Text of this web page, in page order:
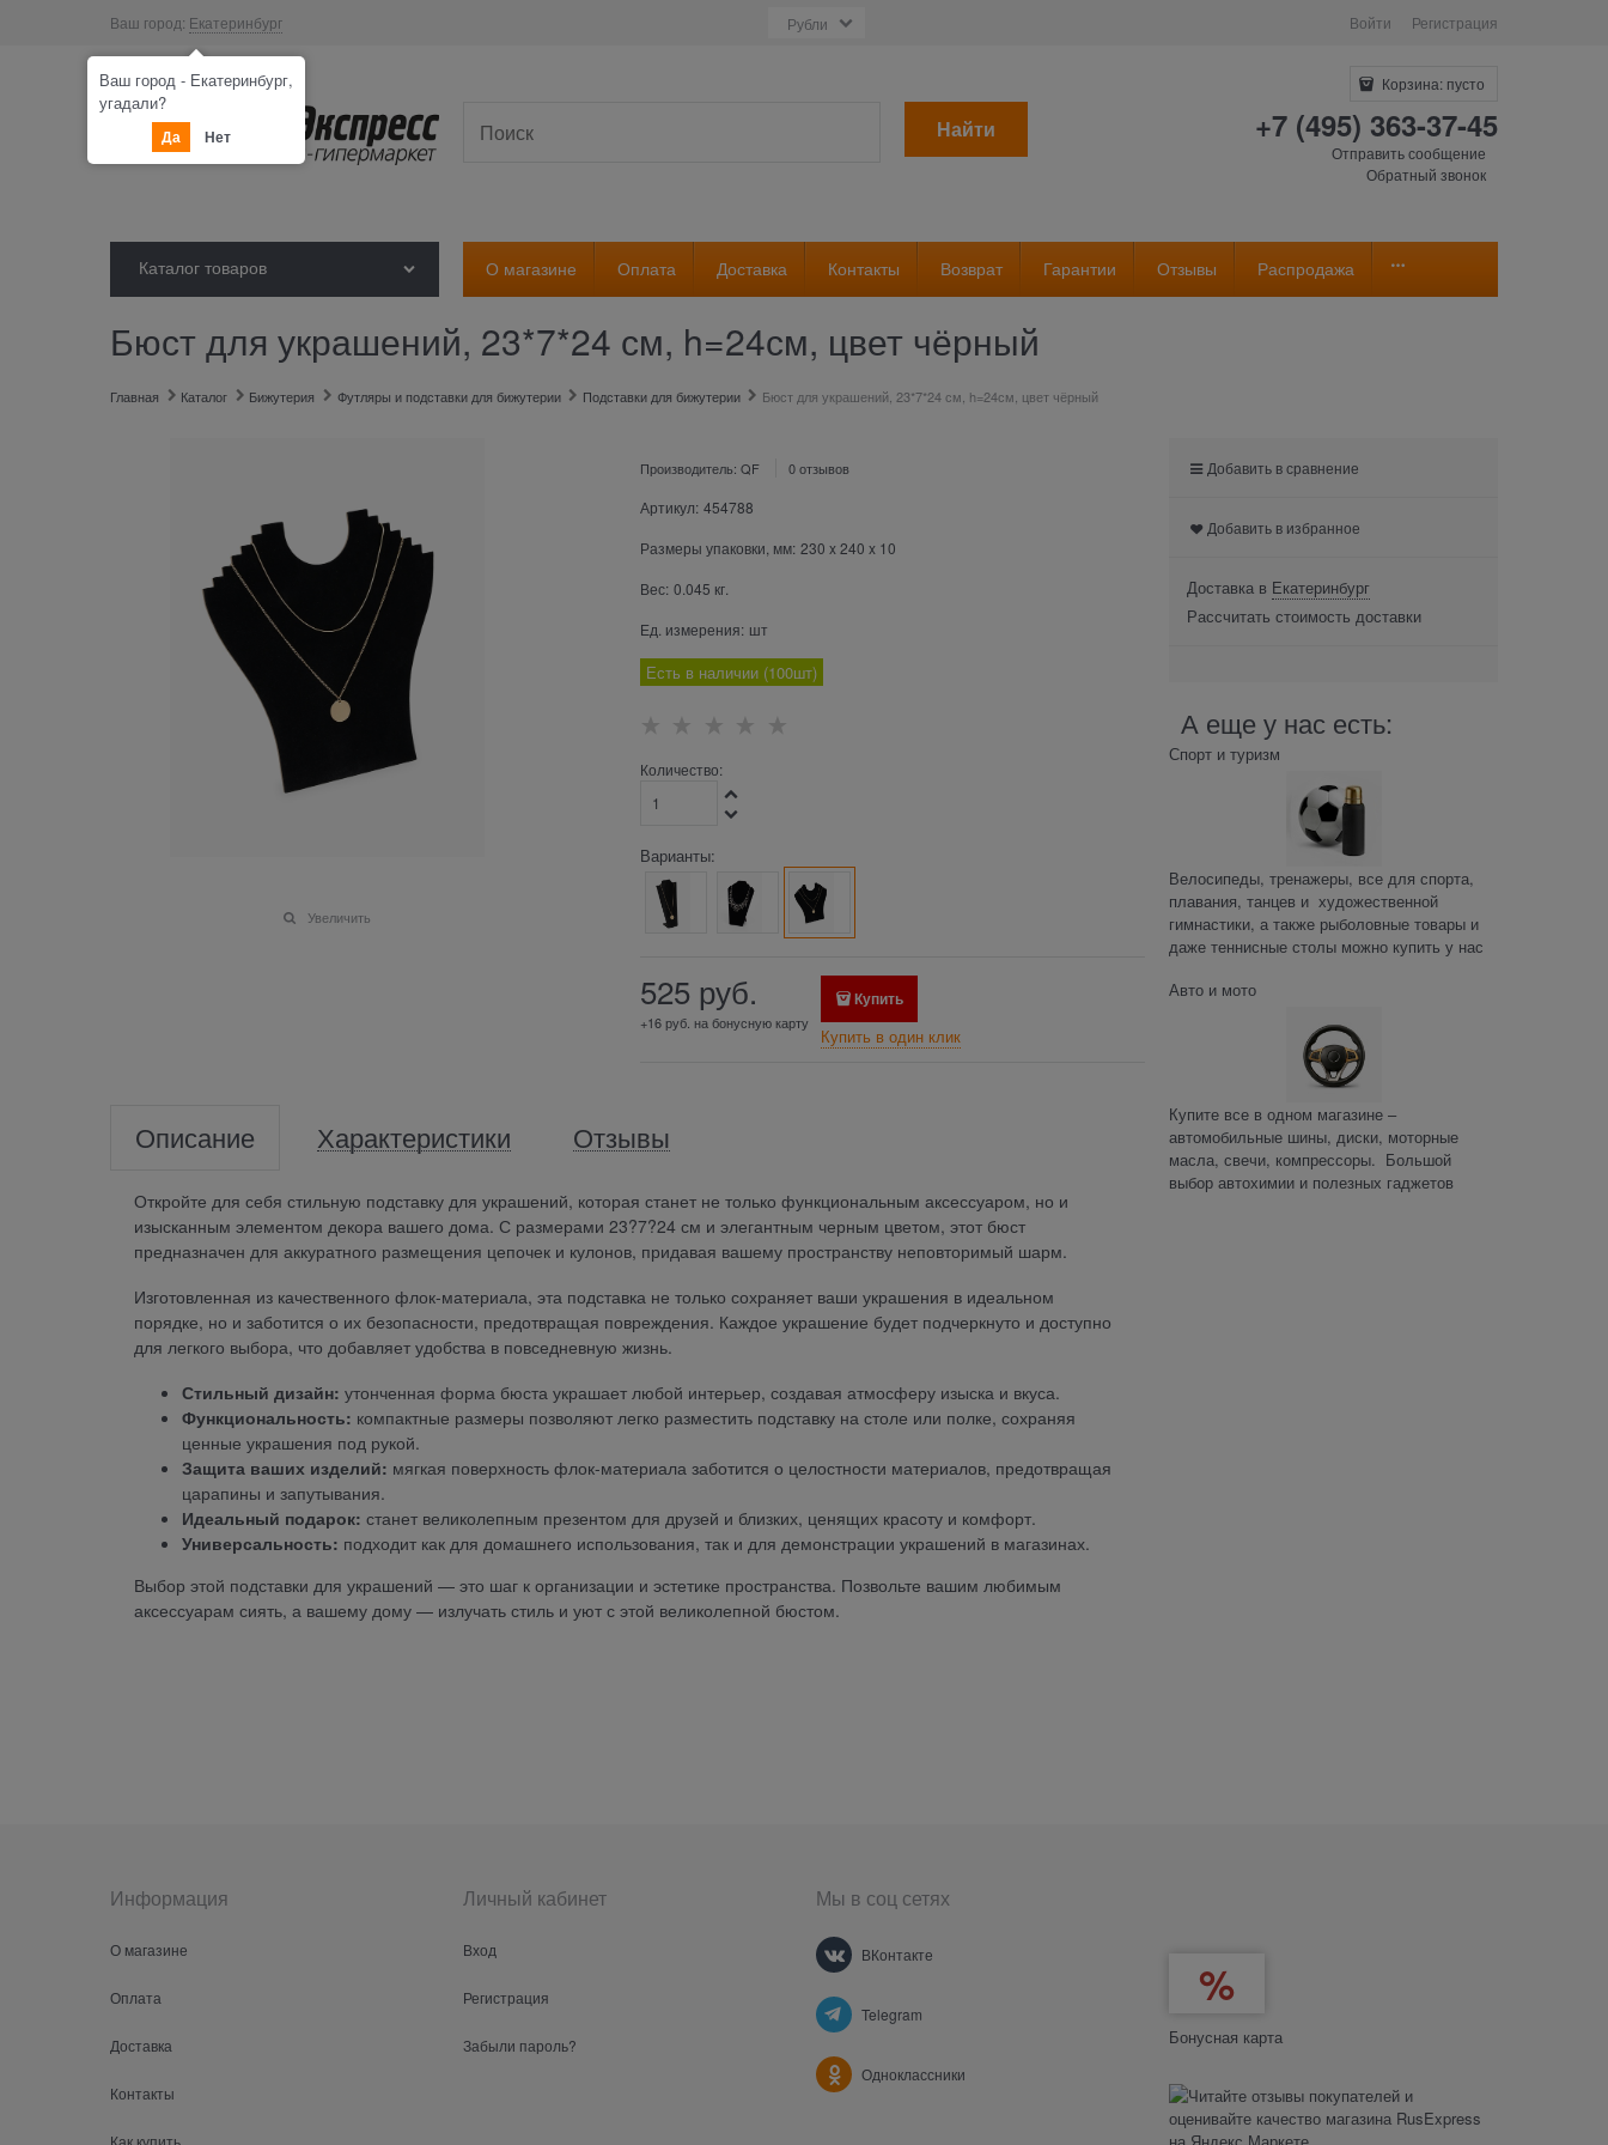
Ваш город: Екатеринбург Войти Регистрация
Найти
Корзина: пусто
+7 (495) 363-37-45
Отправить сообщение
Обратный звонок
Каталог товаров О магазине Оплата Доставка Контакты Возврат Гарантии Отзывы Распродажа
Бюст для украшений, 23*7*24 см, h=24см, цвет чёрный
Главная Каталог Бижутерия Футляры и подставки для бижутерии Подставки для бижутерии Бюст для украшений, 23*7*24 см, h=24см, цвет чёрный
Увеличить
Производитель: QF 0 отзывов
Артикул: 454788
Размеры упаковки, мм: 230 x240 x 10
Вес: 0.045 кг.
Ед. измерения: шт
Есть в наличии (100шт)
Количество:
Варианты:
525 руб.
+16 руб. на бонусную карту
Купить
Купить в один клик
Описание Характеристики Отзывы
Откройте для себя стильную подставку для украшений, которая станет не только функциональным аксессуаром, но и
изысканным элементом декора вашего дома. С размерами 23?7?24 см и элегантным черным цветом, этот бюст
предназначен для аккуратного размещения цепочек и кулонов, придавая вашему пространству неповторимый шарм.
Изготовленная из качественного флок-материала, эта подставка не только сохраняет ваши украшения в идеальном
порядке, но и заботится о их безопасности, предотвращая повреждения. Каждое украшение будет подчеркнуто и доступно
для легкого выбора, что добавляет удобства в повседневную жизнь.
Стильный дизайн: утонченная форма бюста украшает любой интерьер, создавая атмосферу изыска и вкуса.
Функциональность: компактные размеры позволяют легко разместить подставку на столе или полке, сохраняя
ценные украшения под рукой.
Защита ваших изделий: мягкая поверхность флок-материала заботится о целостности материалов, предотвращая
царапины и запутывания.
Идеальный подарок: станет великолепным презентом для друзей и близких, ценящих красоту и комфорт.
Универсальность: подходит как для домашнего использования, так и для демонстрации украшений в магазинах.
Выбор этой подставки для украшений — это шаг к организации и эстетике пространства. Позвольте вашим любимым
аксессуарам сиять, а вашему дому — излучать стиль и уют с этой великолепной бюстом.
Добавить в сравнение
Добавить в избранное
Доставка в Екатеринбург
Рассчитать стоимость доставки
А еще у нас есть:
Спорт и туризм
Велосипеды, тренажеры, все для спорта,
плавания, танцев и художественной
гимнастики, а также рыболовные товары и
даже теннисные столы можно купить у нас
Авто и мото
Купите все в одном магазине –
автомобильные шины, диски, моторные
масла, свечи, компрессоры. Большой
выбор автохимии и полезных гаджетов
Информация
О магазине
Оплата
Доставка
Контакты
Как купить
Личный кабинет
Вход
Регистрация
Забыли пароль?
Мы в соц сетях
ВКонтакте
Telegram
Одноклассники
Бонусная карта
Ваш город - Екатеринбург,
угадали?
Да Нет